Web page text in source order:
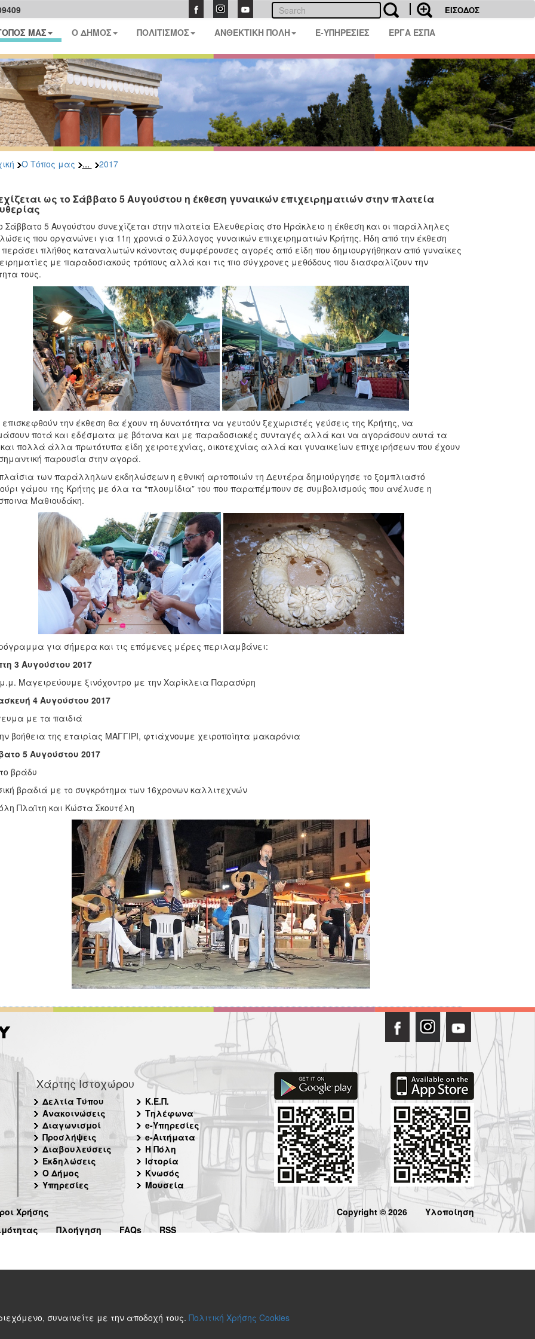
ΕΙΣΟΔΟΣ
ΜΑΣ Ο ΔΗΜΟΣ ΠΟΛΙΤΙΣΜΟΣ ΑΝΘΕΚΤΙΚΗ ΠΟΛΗ E-ΥΠΗΡΕΣΙΕΣ ΕΡΓΑ ΕΣΠΑ
Ο Τόπος μας ... 2017
ως το Σάββατο 5 Αυγούστου η έκθεση γυναικών επιχειρηματιών στην πλατεία
Σάββατο 5 Αυγούστου συνεχίζεται στην πλατεία Ελευθερίας στο Ηράκλειο η έκθεση και οι παράλληλες
που οργανώνει για 11η χρονιά ο Σύλλογος γυναικών επιχειρηματιών Κρήτης. Ήδη από την έκθεση
περάσει πλήθος καταναλωτών κάνοντας συμφέρουσες αγορές από είδη που δημιουργήθηκαν από γυναίκες
με παραδοσιακούς τρόπους αλλά και τις πιο σύγχρονες μεθόδους που διασφαλίζουν την
τους.
την έκθεση θα έχουν τη δυνατότητα να γευτούν ξεχωριστές γεύσεις της Κρήτης, να
ποτά και εδέσματα με βότανα και με παραδοσιακές συνταγές αλλά και να αγοράσουν αυτά τα
και πολλά άλλα πρωτότυπα είδη χειροτεχνίας, οικοτεχνίας αλλά και γυναικείων επιχειρήσεων που έχουν
παρουσία στην αγορά.
των παράλληλων εκδηλώσεων η εθνική αρτοποιών τη Δευτέρα δημιούργησε το ξομπλιαστό
γάμου της Κρήτης με όλα τα “πλουμίδια” του που παραπέμπουν σε συμβολισμούς που ανέλυσε η
Μαθιουδάκη.
για σήμερα και τις επόμενες μέρες περιλαμβάνει:
3 Αυγούστου 2017
Μαγειρεύουμε ξινόχοντρο με την Χαρίκλεια Παρασύρη
4 Αυγούστου 2017
με τα παιδιά
βοήθεια της εταιρίας ΜΑΓΓΙΡΙ, φτιάχνουμε χειροποίητα μακαρόνια
5 Αυγούστου 2017
βράδυ
βραδιά με το συγκρότημα των 16χρονων καλλιτεχνών
Πλαϊτη και Κώστα Σκουτέλη
Χάρτης Ιστοχώρου
Δελτία Τύπου
Ανακοινώσεις
Διαγωνισμοί
Προσλήψεις
Διαβουλεύσεις
Εκδηλώσεις
Ο Δήμος
Υπηρεσίες
Κ.Ε.Π.
Τηλέφωνα
e-Υπηρεσίες
e-Αιτήματα
Η Πόλη
Ιστορία
Κνωσός
Μουσεία
Χρήσης
Πλοήγηση FAQs RSS
Copyright © 2026 Υλοποίηση
συναινείτε με την αποδοχή τους. Πολιτική Χρήσης Cookies